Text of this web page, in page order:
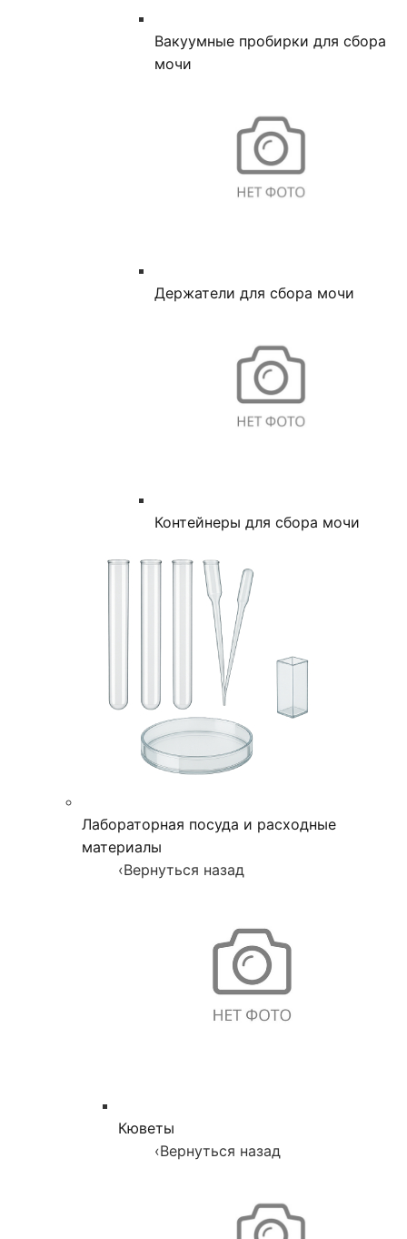
Вакуумные пробирки для сбора
мочи
Держатели для сбора мочи
Контейнеры для сбора мочи
Лабораторная посуда и расходные
материалы
‹Вернуться назад
Кюветы
‹Вернуться назад